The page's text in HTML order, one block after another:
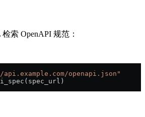
索 OpenAPI 规范：
openapi.json"